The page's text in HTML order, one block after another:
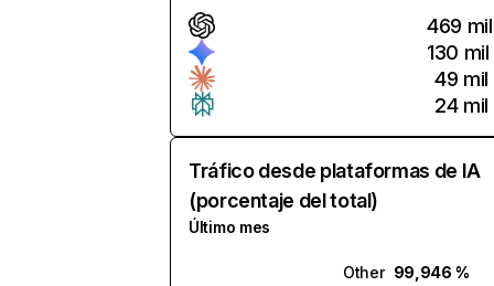
469 mil
130 mil
49 mil
24 mil
Tráfico desde plataformas de IA
(porcentaje del total)
Último mes
Other 99,946 %